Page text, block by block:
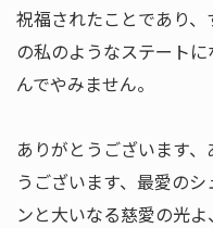
祝福されたことであり
の私のようなステート
んでやみません。
ありがとうございます
うございます、最愛の
ンと大いなる慈愛の光